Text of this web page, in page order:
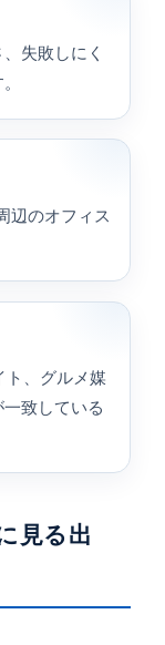
失敗しにく
辺のオフィス
ト、グルメ媒
致している
見る出